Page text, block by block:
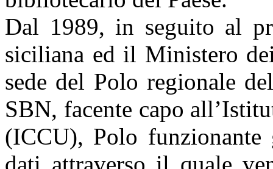
Dal 1989, in seguito al
siciliana ed il Ministero
sede del Polo regionale
SBN, facente capo
(ICCU), Polo funzionante